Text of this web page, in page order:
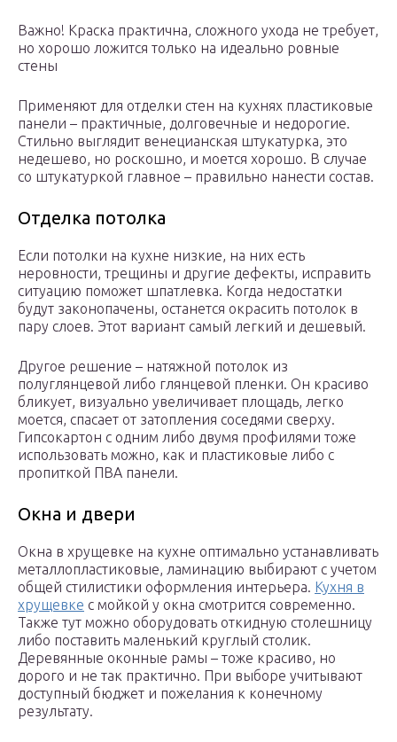
Важно! Краска практична, сложного ухода не требует,
но хорошо ложится только на идеально ровные
стены
Применяют для отделки стен на кухнях пластиковые
панели – практичные, долговечные и недорогие.
Стильно выглядит венецианская штукатурка, это
недешево, но роскошно, и моется хорошо. В случае
со штукатуркой главное – правильно нанести состав.
Отделка потолка
Если потолки на кухне низкие, на них есть
неровности, трещины и другие дефекты, исправить
ситуацию поможет шпатлевка. Когда недостатки
будут законопачены, останется окрасить потолок в
пару слоев. Этот вариант самый легкий и дешевый.
Другое решение – натяжной потолок из
полуглянцевой либо глянцевой пленки. Он красиво
бликует, визуально увеличивает площадь, легко
моется, спасает от затопления соседями сверху.
Гипсокартон с одним либо двумя профилями тоже
использовать можно, как и пластиковые либо с
пропиткой ПВА панели.
Окна и двери
Окна в хрущевке на кухне оптимально устанавливать
металлопластиковые, ламинацию выбирают с учетом
общей стилистики оформления интерьера. Кухня в
хрущевке с мойкой у окна смотрится современно.
Также тут можно оборудовать откидную столешницу
либо поставить маленький круглый столик.
Деревянные оконные рамы – тоже красиво, но
дорого и не так практично. При выборе учитывают
доступный бюджет и пожелания к конечному
результату.